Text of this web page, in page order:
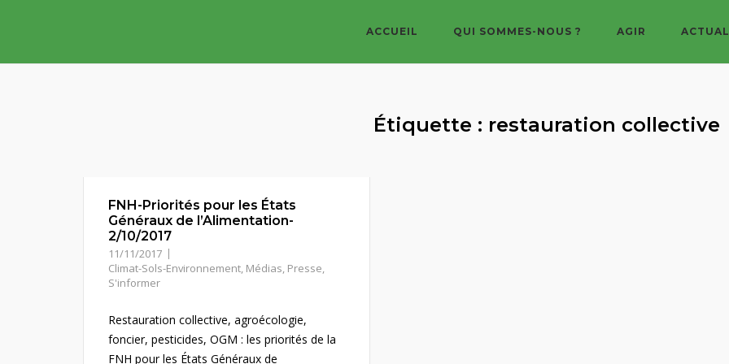
ACCUEIL QUI SOMMES-NOUS ? AGIR
Étiquette : restauration collective
FNH-Priorités pour les États
Généraux de l’Alimentation-
2/10/2017
11/11/2017
Climat-Sols-Environnement, Médias, Presse,
S'informer
Restauration collective, agroécologie,
foncier, pesticides, OGM : les priorités de la
FNH pour les États Généraux de